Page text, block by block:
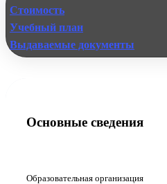
Стоимость
Учебный план
Выдаваемые документы
Основные сведения
Образовательная организация